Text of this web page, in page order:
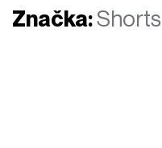
Značka:Shorts